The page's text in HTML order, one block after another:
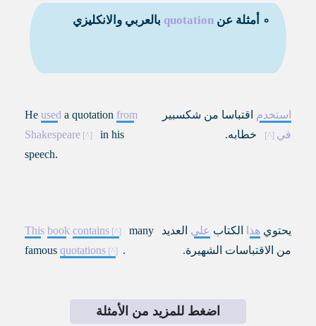
∘ أمثلة عنquotation بالعربي والانكليزي
استخدم اقتباسا من شكسبير
في
خطابه.
He used a quotation from
Shakespeare
in his
speech.
يحتوي هذا الكتاب على العديد
من الاقتباسات الشهيرة.
This book contains
many
famous quotations .
اضغط للمزيد من الأمثلة